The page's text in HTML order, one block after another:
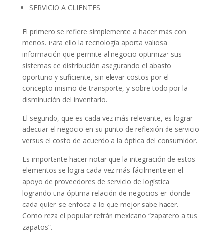
SERVICIO A CLIENTES
El primero se refiere simplemente a hacer más con
menos. Para ello la tecnología aporta valiosa
información que permite al negocio optimizar sus
sistemas de distribución asegurando el abasto
oportuno y suficiente, sin elevar costos por el
concepto mismo de transporte, y sobre todo por la
disminución del inventario.
El segundo, que es cada vez más relevante, es lograr
adecuar el negocio en su punto de reflexión de servicio
versus el costo de acuerdo a la óptica del consumidor.
Es importante hacer notar que la integración de estos
elementos se logra cada vez más fácilmente en el
apoyo de proveedores de servicio de logística
logrando una óptima relación de negocios en donde
cada quien se enfoca a lo que mejor sabe hacer.
Como reza el popular refrán mexicano “zapatero a tus
zapatos”.